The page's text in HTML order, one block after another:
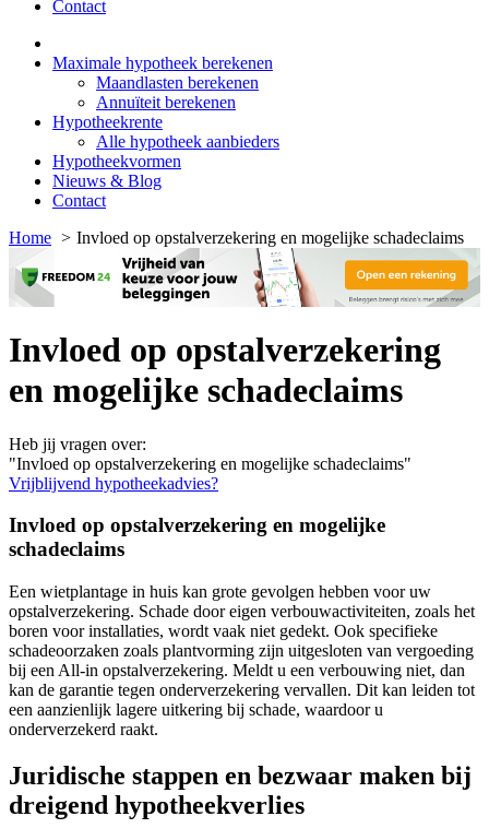
Contact
Maximale hypotheek berekenen
Maandlasten berekenen
Annuïteit berekenen
Hypotheekrente
Alle hypotheek aanbieders
Hypotheekvormen
Nieuws & Blog
Contact
Home
Invloed op opstalverzekering en mogelijke schadeclaims
Invloed op opstalverzekering
en mogelijke schadeclaims
Heb jij vragen over:
"Invloed op opstalverzekering en mogelijke schadeclaims"
Vrijblijvend hypotheekadvies?
Invloed op opstalverzekering en mogelijke
schadeclaims
Een wietplantage in huis kan grote gevolgen hebben voor uw
opstalverzekering. Schade door eigen verbouwactiviteiten, zoals het
boren voor installaties, wordt vaak niet gedekt. Ook specifieke
schadeoorzaken zoals plantvorming zijn uitgesloten van vergoeding
bij een All-in opstalverzekering. Meldt u een verbouwing niet, dan
kan de garantie tegen onderverzekering vervallen. Dit kan leiden tot
een aanzienlijk lagere uitkering bij schade, waardoor u
onderverzekerd raakt.
Juridische stappen en bezwaar maken bij
dreigend hypotheekverlies